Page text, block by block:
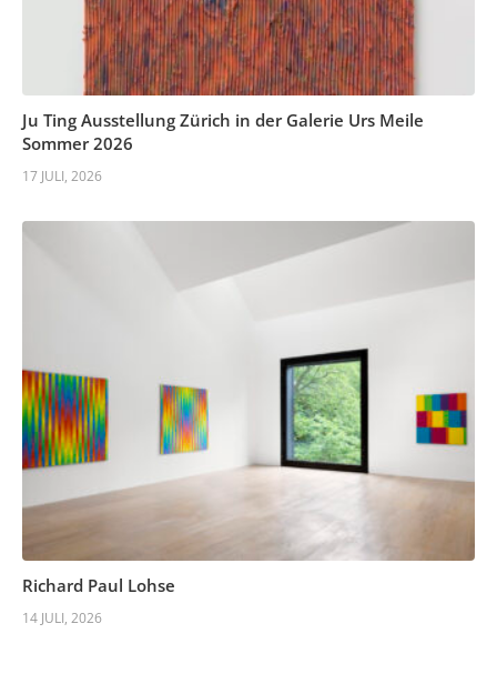
Ju Ting Ausstellung Zürich in der Galerie Urs Meile
Sommer 2026
17 JULI, 2026
Richard Paul Lohse
14 JULI, 2026